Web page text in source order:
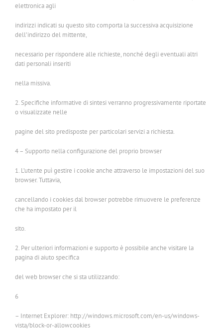
elettronica agli
indirizzi indicati su questo sito comporta la successiva acquisizione
dell’indirizzo del mittente,
necessario per rispondere alle richieste, nonché degli eventuali altri
dati personali inseriti
nella missiva.
2. Specifiche informative di sintesi verranno progressivamente riportate
o visualizzate nelle
pagine del sito predisposte per particolari servizi a richiesta.
4 – Supporto nella configurazione del proprio browser
1. L’utente puì gestire i cookie anche attraverso le impostazioni del suo
browser. Tuttavia,
cancellando i cookies dal browser potrebbe rimuovere le preferenze
che ha impostato per il
sito.
2. Per ulteriori informazioni e supporto è possibile anche visitare la
pagina di aiuto specifica
del web browser che si sta utilizzando:
6
– Internet Explorer: http://windows.microsoft.com/en-us/windows-
vista/block-or-allowcookies